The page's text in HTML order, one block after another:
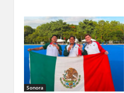
Sonora